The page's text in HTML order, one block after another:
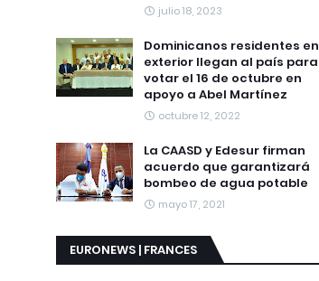
julio 18, 2023
Dominicanos residentes en
exterior llegan al país para
votar el 16 de octubre en
apoyo a Abel Martínez
octubre 12, 2022
La CAASD y Edesur firman
acuerdo que garantizará
bombeo de agua potable
mayo 17, 2021
EURONEWS | FRANCES